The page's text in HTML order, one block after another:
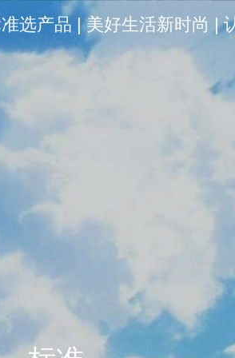
选产品 | 美好生活新时尚 |